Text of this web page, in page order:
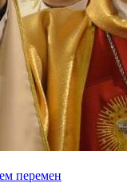
перемен